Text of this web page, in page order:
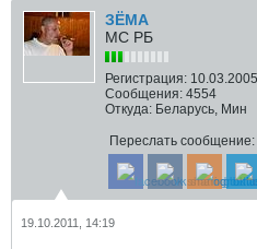
ЗЁМА
МС РБ
Регистрация: 10.03.2005
Сообщения: 4554
Откуда: Беларусь, Мин
Переслать сообщение:
19.10.2011, 14:19